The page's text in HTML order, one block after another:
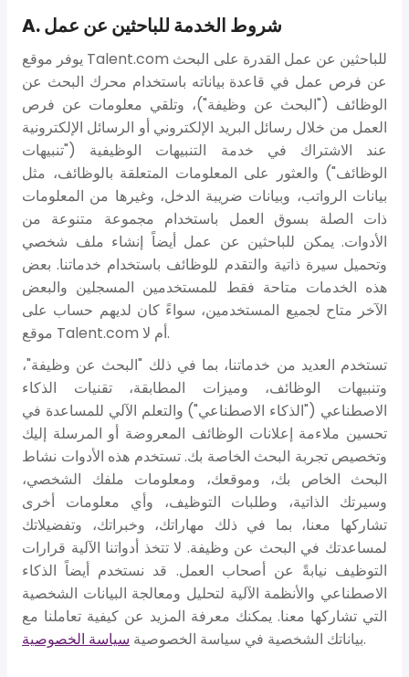
A. شروط الخدمة للباحثين عن عمل
يوفر موقع Talent.com للباحثين عن عمل القدرة على البحث
عن فرص عمل في قاعدة بياناته باستخدام محرك البحث عن
الوظائف ("البحث عن وظيفة")، وتلقي معلومات عن فرص
العمل من خلال رسائل البريد الإلكتروني أو الرسائل الإلكترونية
عند الاشتراك في خدمة التنبيهات الوظيفية ("تنبيهات
الوظائف") والعثور على المعلومات المتعلقة بالوظائف، مثل
بيانات الرواتب، وبيانات ضريبة الدخل، وغيرها من المعلومات
ذات الصلة بسوق العمل باستخدام مجموعة متنوعة من
الأدوات. يمكن للباحثين عن عمل أيضاً إنشاء ملف شخصي
وتحميل سيرة ذاتية والتقدم للوظائف باستخدام خدماتنا. بعض
هذه الخدمات متاحة فقط للمستخدمين المسجلين والبعض
الآخر متاح لجميع المستخدمين، سواءً كان لديهم حساب على
موقع Talent.com أم لا.
تستخدم العديد من خدماتنا، بما في ذلك "البحث عن وظيفة"،
وتنبيهات الوظائف، وميزات المطابقة، تقنيات الذكاء
الاصطناعي ("الذكاء الاصطناعي") والتعلم الآلي للمساعدة في
تحسين ملاءمة إعلانات الوظائف المعروضة أو المرسلة إليك
وتخصيص تجربة البحث الخاصة بك. تستخدم هذه الأدوات نشاط
البحث الخاص بك، وموقعك، ومعلومات ملفك الشخصي،
وسيرتك الذاتية، وطلبات التوظيف، وأي معلومات أخرى
تشاركها معنا، بما في ذلك مهاراتك، وخبراتك، وتفضيلاتك
لمساعدتك في البحث عن وظيفة. لا تتخذ أدواتنا الآلية قرارات
التوظيف نيابةً عن أصحاب العمل. قد نستخدم أيضاً الذكاء
الاصطناعي والأنظمة الآلية لتحليل ومعالجة البيانات الشخصية
التي تشاركها معنا. يمكنك معرفة المزيد عن كيفية تعاملنا مع
بياناتك الشخصية في سياسة الخصوصية سياسة الخصوصية .